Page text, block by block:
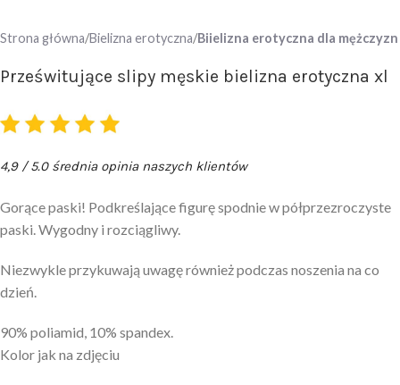
Strona główna Bielizna erotyczna Biielizna erotyczna dla mężczyzn
Prześwitujące slipy męskie bielizna erotyczna xl
4,9 / 5.0 średnia opinia naszych klientów
Gorące paski! Podkreślające figurę spodnie w półprzezroczyste
paski. Wygodny i rozciągliwy.
Niezwykle przykuwają uwagę również podczas noszenia na co
dzień.
90% poliamid, 10% spandex.
Kolor jak na zdjęciu